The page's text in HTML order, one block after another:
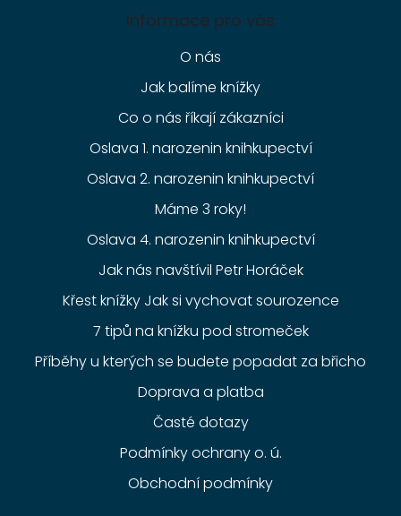
Informace pro vás
O nás
Jak balíme knížky
Co o nás říkají zákazníci
Oslava 1. narozenin knihkupectví
Oslava 2. narozenin knihkupectví
Máme 3 roky!
Oslava 4. narozenin knihkupectví
Jak nás navštívil Petr Horáček
Křest knížky Jak si vychovat sourozence
7 tipů na knížku pod stromeček
Příběhy u kterých se budete popadat za břicho
Doprava a platba
Časté dotazy
Podmínky ochrany o. ú.
Obchodní podmínky